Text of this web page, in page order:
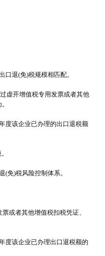
口退(免)税规模相匹配。
虚开增值税专用发票或者其他
度该企业已办理的出口退税额
(免)税风险控制体系。
或者其他增值税扣税凭证、
度该企业已办理出口退税额的